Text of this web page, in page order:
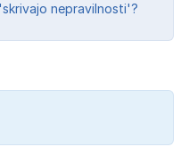
nepravilnosti'?